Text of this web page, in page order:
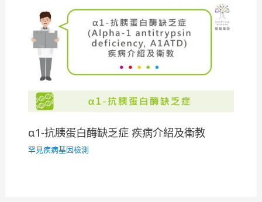
α1-抗胰蛋白酶缺乏症 疾病介紹及衛教
罕見疾病基因檢測